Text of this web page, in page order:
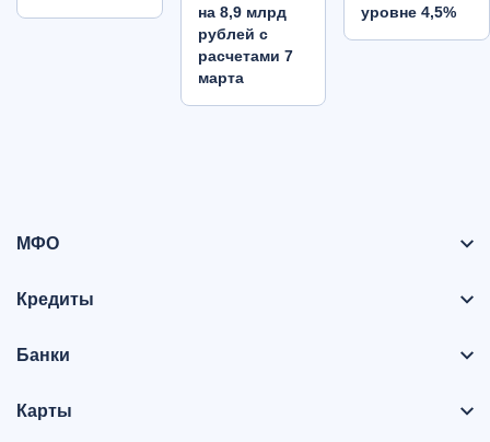
на 8,9 млрд
рублей с
расчетами 7
марта
уровне 4,5%
МФО
Кредиты
Банки
Карты